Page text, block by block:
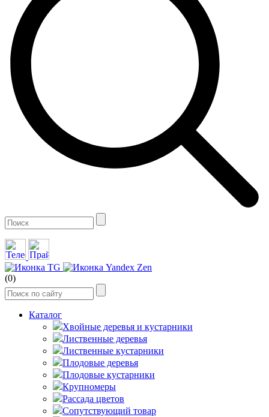
(0)
Каталог
Хвойные деревья и кустарники
Лиственные деревья
Лиственные кустарники
Плодовые деревья
Плодовые кустарники
Крупномеры
Рассада цветов
Сопутствующий товар